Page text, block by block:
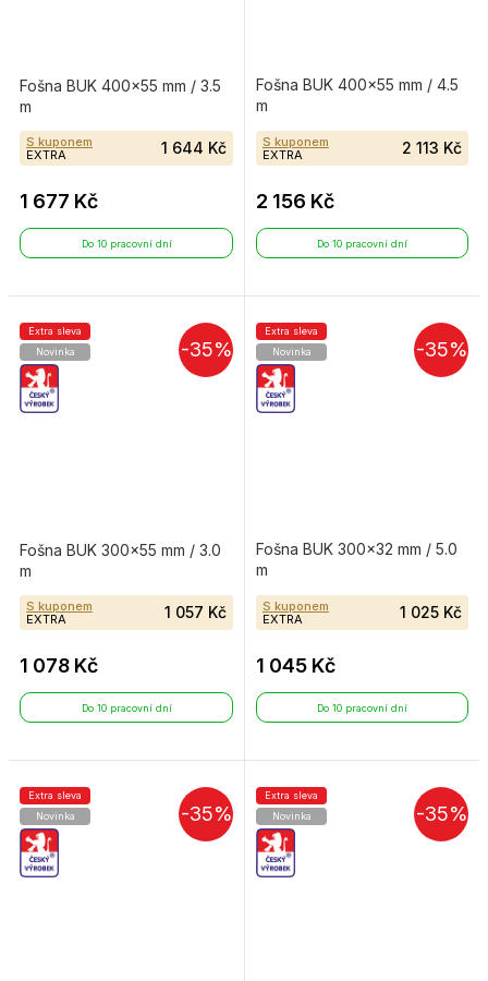
Fošna BUK 400×55 mm / 3.5
m
S kuponem
EXTRA
1 644 Kč
1 677 Kč
Do 10 pracovní dní
Fošna BUK 400×55 mm / 4.5
m
S kuponem
EXTRA
2 113 Kč
2 156 Kč
Do 10 pracovní dní
-35%
Extra sleva
Novinka
Fošna BUK 300×55 mm / 3.0
m
S kuponem
EXTRA
1 057 Kč
1 078 Kč
Do 10 pracovní dní
-35%
Extra sleva
Novinka
Fošna BUK 300×32 mm / 5.0
m
S kuponem
EXTRA
1 025 Kč
1 045 Kč
Do 10 pracovní dní
-35%
Extra sleva
Novinka
-35%
Extra sleva
Novinka